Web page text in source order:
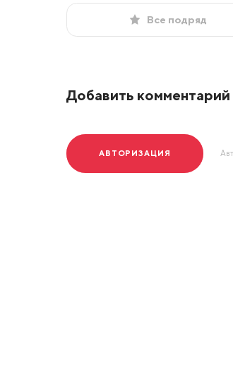
Все подряд
Добавить комментарий
АВТОРИЗАЦИЯ